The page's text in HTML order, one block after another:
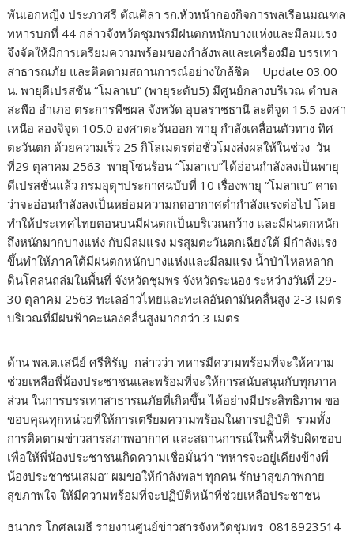
พันเอกหญิง ประภาศรี ตัณศิลา รก.หัวหน้ากองกิจการพลเรือนมณฑล
ทหารบกที่ 44 กล่าวจังหวัดชุมพรมีฝนตกหนักบางแห่งและมีลมแรง
จึงจัดให้มีการเตรียมความพร้อมของกำลังพลและเครื่องมือ บรรเทา
สาธารณภัย และติดตามสถานการณ์อย่างใกล้ชิด Update 03.00
น. พายุดีเปรสชัน “โมลาเบ” (พายุระดับ5) มีศูนย์กลางบริเวณ ตำบล
สะพือ อำเภอ ตระการพืชผล จังหวัด อุบลราชธานี ละติจูด 15.5 องศา
เหนือ ลองจิจูด 105.0 องศาตะวันออก พายุ กำลังเคลื่อนตัวทาง ทิศ
ตะวันตก ด้วยความเร็ว 25 กิโลเมตรต่อชั่วโมงส่งผลให้ในช่วง วัน
ที่29 ตุลาคม 2563 พายุโซนร้อน “โมลาเบ”ได้อ่อนกำลังลงเป็นพายุ
ดีเปรสชั่นแล้ว กรมอุตุฯประกาศฉบับที่ 10 เรื่องพายุ “โมลาเบ” คาด
ว่าจะอ่อนกำลังลงเป็นหย่อมความกดอากาศต่ำกำลังแรงต่อไป โดย
ทำให้ประเทศไทยตอนบนมีฝนตกเป็นบริเวณกว้าง และมีฝนตกหนัก
ถึงหนักมากบางแห่ง กับมีลมแรง มรสุมตะวันตกเฉียงใต้ มีกำลังแรง
ขึ้นทำให้ภาคใต้มีฝนตกหนักบางแห่งและมีลมแรง น้ำป่าไหลหลาก
ดินโคลนถล่มในพื้นที่ จังหวัดชุมพร จังหวัดระนอง ระหว่างวันที่ 29-
30 ตุลาคม 2563 ทะเลอ่าวไทยและทะเลอันดามันคลื่นสูง 2-3 เมตร
บริเวณที่มีฝนฟ้าคะนองคลื่นสูงมากกว่า 3 เมตร
ด้าน พล.ต.เสนีย์ ศรีหิรัญ กล่าวว่า ทหารมีความพร้อมที่จะให้ความ
ช่วยเหลือพี่น้องประชาชนและพร้อมที่จะให้การสนับสนุนกับทุกภาค
ส่วน ในการบรรเทาสาธารณภัยที่เกิดขึ้น ได้อย่างมีประสิทธิภาพ ขอ
ขอบคุณทุกหน่วยที่ให้การเตรียมความพร้อมในการปฏิบัติ รวมทั้ง
การติดตามข่าวสารสภาพอากาศ และสถานการณ์ในพื้นที่รับผิดชอบ
เพื่อให้พี่น้องประชาชนเกิดความเชื่อมั่นว่า “ทหารจะอยู่เคียงข้างพี่
น้องประชาชนเสมอ” ผมขอให้กำลังพลฯ ทุกคน รักษาสุขภาพกาย
สุขภาพใจ ให้มีความพร้อมที่จะปฏิบัติหน้าที่ช่วยเหลือประชาชน
ธนากร โกศลเมธี รายงานศูนย์ข่าวสารจังหวัดชุมพร 0818923514